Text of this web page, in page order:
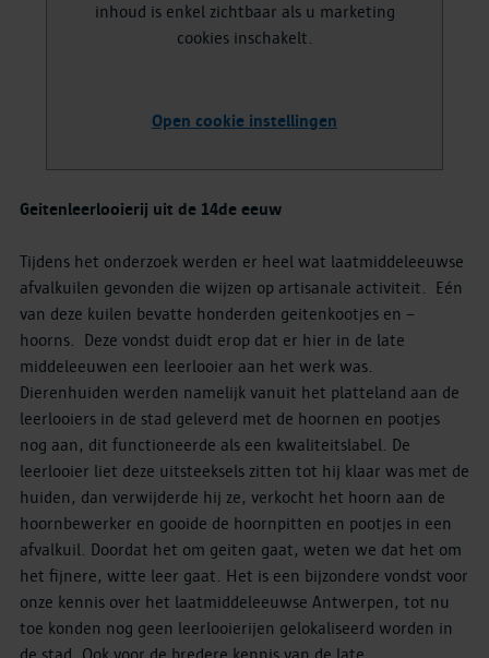
inhoud is enkel zichtbaar als u marketing
cookies inschakelt.
Open cookie instellingen
Geitenleerlooierij uit de 14de eeuw
Tijdens het onderzoek werden er heel wat laatmiddeleeuwse
afvalkuilen gevonden die wijzen op artisanale activiteit. Eén
van deze kuilen bevatte honderden geitenkootjes en –
hoorns. Deze vondst duidt erop dat er hier in de late
middeleeuwen een leerlooier aan het werk was.
Dierenhuiden werden namelijk vanuit het platteland aan de
leerlooiers in de stad geleverd met de hoornen en pootjes
nog aan, dit functioneerde als een kwaliteitslabel. De
leerlooier liet deze uitsteeksels zitten tot hij klaar was met de
huiden, dan verwijderde hij ze, verkocht het hoorn aan de
hoornbewerker en gooide de hoornpitten en pootjes in een
afvalkuil. Doordat het om geiten gaat, weten we dat het om
het fijnere, witte leer gaat. Het is een bijzondere vondst voor
onze kennis over het laatmiddeleeuwse Antwerpen, tot nu
toe konden nog geen leerlooierijen gelokaliseerd worden in